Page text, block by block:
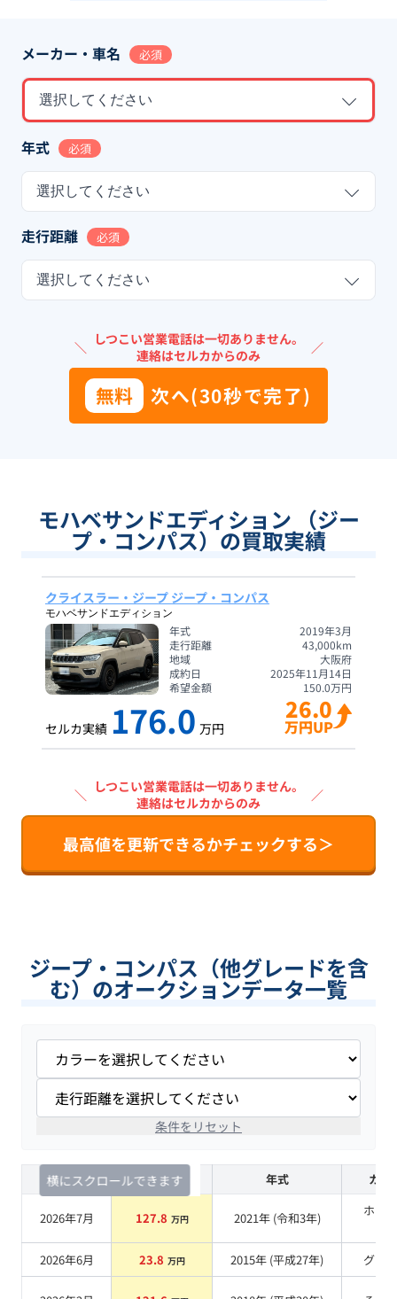
メーカー・車名 必須
選択してください
年式 必須
選択してください
走行距離 必須
選択してください
＼ しつこい営業電話は一切ありません。
連絡はセルカからのみ
／
無料 次へ(30秒で完了)
モハベサンドエディション （ジー
プ・コンパス）の買取実績
クライスラー・ジープ ジープ・コンパス
モハベサンドエディション
年式
2019年3月
走行距離
43,000km
地域
大阪府
成約日
2025年11月14日
希望金額
150.0万円
セルカ実績 176.0 万円
26.0
万円UP
＼ しつこい営業電話は一切ありません。
連絡はセルカからのみ
／
最高値を更新できるかチェックする＞
ジープ・コンパス（他グレードを含
む）のオークションデータ一覧
条件をリセット
横にスクロールできます
査定時期 セルカ実績 年式 カラ
2026年7月 127.8 万円 2021年 (令和3年)
ホワ
2026年6月
23.8 万円 2015年 (平成27年) グレー